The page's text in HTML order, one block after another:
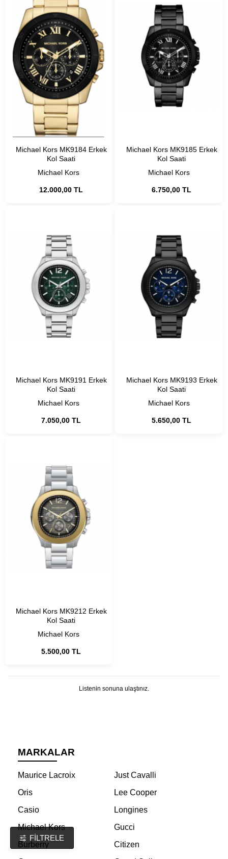
Michael Kors
Michael Kors MK9184 Erkek
Kol Saati
12.000,00 TL
Michael Kors
Michael Kors MK9185 Erkek
Kol Saati
6.750,00 TL
Michael Kors
Michael Kors MK9191 Erkek
Kol Saati
7.050,00 TL
Michael Kors
Michael Kors MK9193 Erkek
Kol Saati
5.650,00 TL
Michael Kors
Michael Kors MK9212 Erkek
Kol Saati
5.500,00 TL
Listenin sonuna ulaştınız.
MARKALAR
Maurice Lacroix
Just Cavalli
Oris
Lee Cooper
Casio
Longines
Michael Kors
Gucci
Burberry
Citizen
FILTRELE